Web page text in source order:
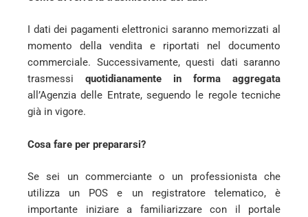
I dati dei pagamenti elettronici saranno memorizzati al
momento della vendita e riportati nel documento
commerciale. Successivamente, questi dati saranno
trasmessi quotidianamente in forma aggregata
all’Agenzia delle Entrate, seguendo le regole tecniche
già in vigore.
Cosa fare per prepararsi?
Se sei un commerciante o un professionista che
utilizza un POS e un registratore telematico, è
importante iniziare a familiarizzare con il portale